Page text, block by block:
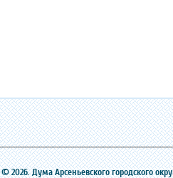
© 2026. Дума Арсеньевского городского